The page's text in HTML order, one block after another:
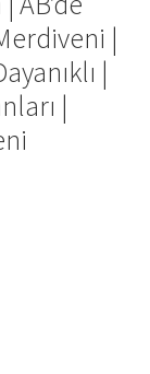
|
|
|